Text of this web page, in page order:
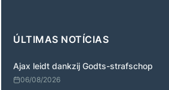
ÚLTIMAS NOTÍCIAS
Ajax leidt dankzij Godts-strafschop
06/08/2026